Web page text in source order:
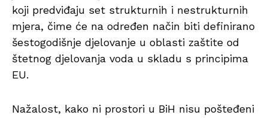
koji predviđaju set strukturnih i nestrukturnih
mjera, čime će na određen način biti definirano
šestogodišnje djelovanje u oblasti zaštite od
štetnog djelovanja voda u skladu s principima
EU.
Nažalost, kako ni prostori u BiH nisu pošteđeni